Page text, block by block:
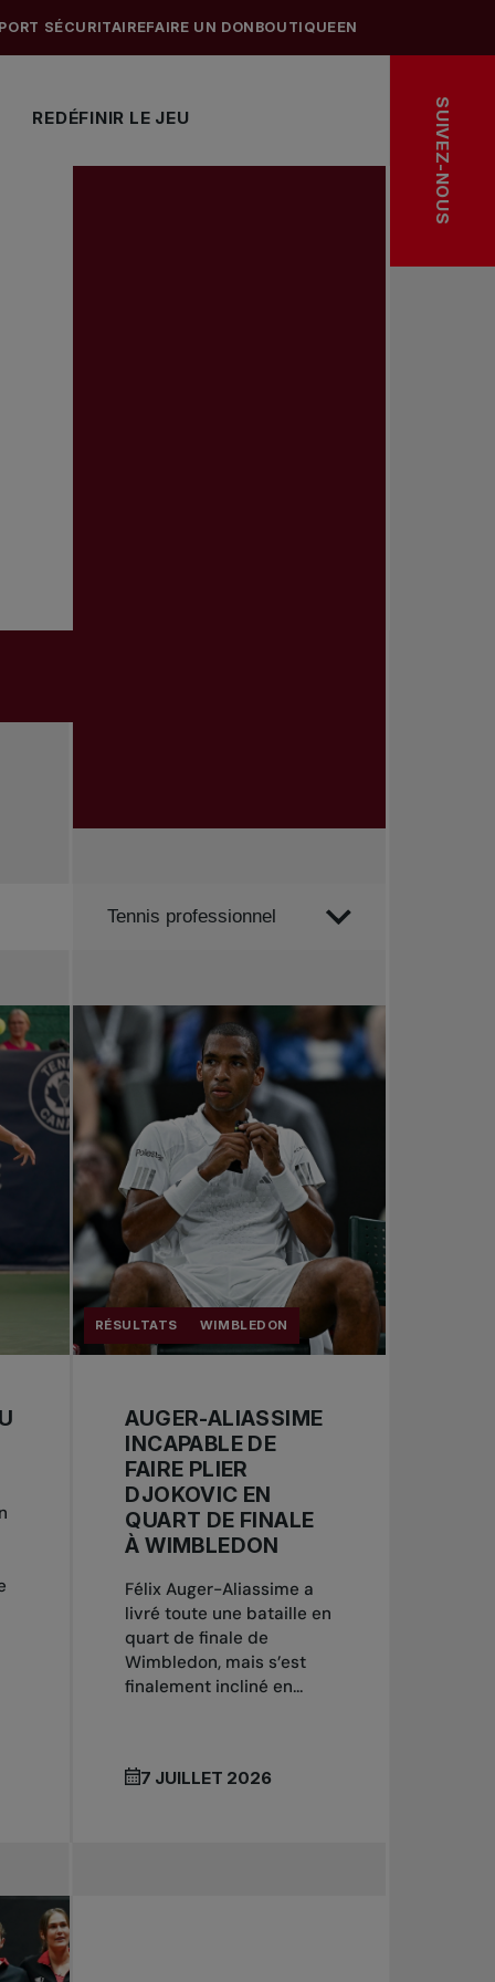
REDÉFINIR LE JEU
SÉCURITAIREFAIRE UN DON BOUTIQUEEN
SUIVEZ-NOUS
Trier par
Tennis professionnel
Tennis professionnel
Redéfinir le jeu
Tournois nationaux
RÉSULTATS WIMBLEDON
AUGER-ALIASSIME
INCAPABLE DE
FAIRE PLIER
DJOKOVIC EN
QUART DE FINALE
À WIMBLEDON
Félix Auger-Aliassime a
livré toute une bataille en
quart de finale de
Wimbledon, mais s’est
finalement incliné en...
7 JUILLET 2026